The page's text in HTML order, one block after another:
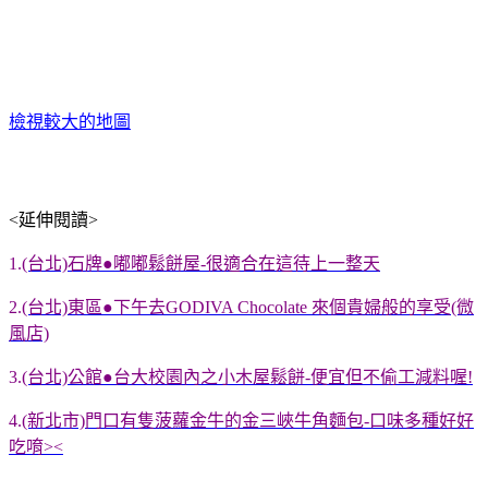
檢視較大的地圖
<延伸閱讀>
1.(台北)石牌●嘟嘟鬆餅屋-很適合在這待上一整天
2.(台北)東區●下午去GODIVA Chocolate 來個貴婦般的享受(微
風店)
3.(台北)公館●台大校園內之小木屋鬆餅-便宜但不偷工減料喔!
4.(新北市)門口有隻菠蘿金牛的金三峽牛角麵包-口味多種好好
吃唷><